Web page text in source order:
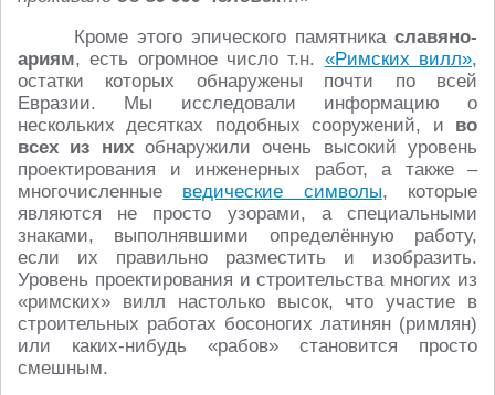
Кроме этого эпического памятника славяно-
ариям, есть огромное число т.н. «Римских вилл»,
остатки которых обнаружены почти по всей
Евразии. Мы исследовали информацию о
нескольких десятках подобных сооружений, и во
всех из нихобнаружили очень высокий уровень
проектирования и инженерных работ, а также –
многочисленные ведические символы, которые
являются не просто узорами, а специальными
знаками, выполнявшими определённую работу,
если их правильно разместить и изобразить.
Уровень проектирования и строительства многих из
«римских» вилл настолько высок, что участие в
строительных работах босоногих латинян (римлян)
или каких-нибудь «рабов» становится просто
смешным.